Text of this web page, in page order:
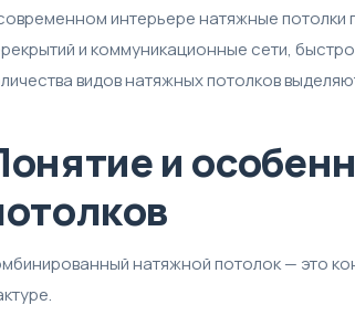
интерьере натяжные потолки
и коммуникационные сети,
видов натяжных потолков
и
натяжной потолок — это